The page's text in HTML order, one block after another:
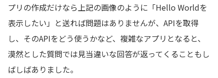
プリの作成だけなら上記の画像のように「Hello Worldを
表示したい」と送れば問題はありませんが、APIを取得
し、そのAPIをどう使うかなど、複雑なアプリとなると、
漠然とした質問では見当違いな回答が返ってくることもし
ばしばありました。